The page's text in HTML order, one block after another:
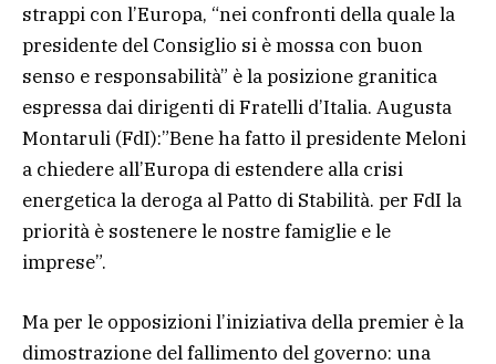
strappi con l’Europa, “nei confronti della quale la
presidente del Consiglio si è mossa con buon
senso e responsabilità” è la posizione granitica
espressa dai dirigenti di Fratelli d’Italia. Augusta
Montaruli (FdI):”Bene ha fatto il presidente Meloni
a chiedere all’Europa di estendere alla crisi
energetica la deroga al Patto di Stabilità. per FdI la
priorità è sostenere le nostre famiglie e le
imprese”.
Ma per le opposizioni l’iniziativa della premier è la
dimostrazione del fallimento del governo: una